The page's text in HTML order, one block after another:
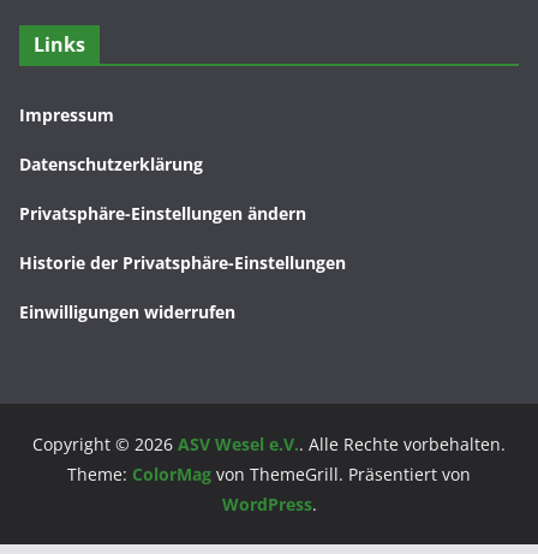
Links
Impressum
Datenschutzerklärung
Privatsphäre-Einstellungen ändern
Historie der Privatsphäre-Einstellungen
Einwilligungen widerrufen
Copyright © 2026 ASV Wesel e.V.. Alle Rechte vorbehalten.
Theme: ColorMag von ThemeGrill. Präsentiert von
WordPress.